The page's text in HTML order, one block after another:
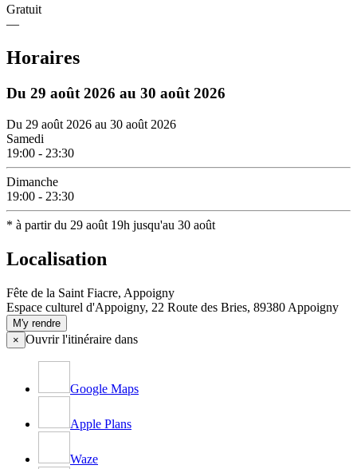
Gratuit
—
Horaires
Du 29 août 2026 au 30 août 2026
Du 29 août 2026 au 30 août 2026
Samedi
19:00 - 23:30
Dimanche
19:00 - 23:30
* à partir du 29 août 19h jusqu'au 30 août
Localisation
Fête de la Saint Fiacre, Appoigny
Espace culturel d'Appoigny, 22 Route des Bries, 89380 Appoigny
M'y rendre
× Ouvrir l'itinéraire dans
Google Maps
Apple Plans
Waze